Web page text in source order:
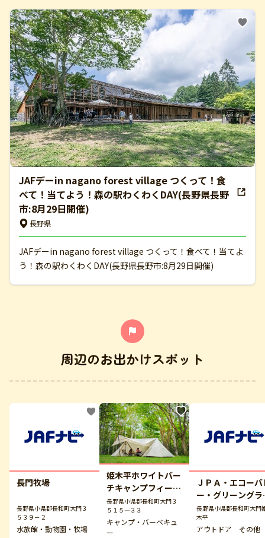
JAFデーin nagano forest village つくって！食
べて！当てよう！森の駅わくわくDAY(長野県長野
市:8月29日開催)
長野県
JAFデーin nagano forest village つくって！食べて！当てよ
う！森の駅わくわくDAY(長野県長野市:8月29日開催)
周辺のお出かけスポット
長門牧場
長野県小県郡長和町大門３
５３９－２
水族館・動物園・牧場
姫木平ホワイトバー
チキャンプフィール
ド
長野県小県郡長和町大門３
５１５―３３
キャンプ・バーベキュ
ー
ＪＰＡ・エコーバ
ー・グリーングラ
ス・パラグライダ
スクール
長野県小県郡長和町大門
木平
アウトドア その他